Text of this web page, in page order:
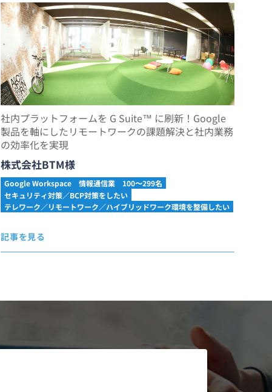
社内プラットフォームを G Suite™ に刷新！Google
製品を軸にしたリモートワークの課題解決と社内業務
の効率化を実現
株式会社BTM様
Google Workspace 情報通信業
100〜299名
セキュリティ対策／BCP対策をしたい
テレワーク／リモートワーク／ハイブリッドワーク環境を整備したい
記事を見る